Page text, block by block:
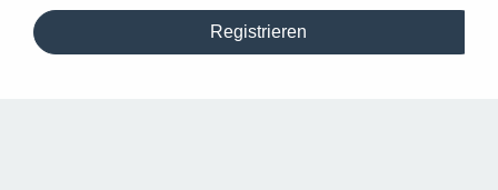
Registrieren